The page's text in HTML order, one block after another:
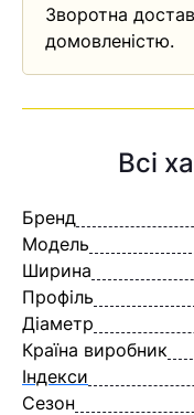
Зворотна
домовленістю.
Всі
Бренд
Модель
Ширина
Профіль
Діаметр
Країна виробник
Індекси
Сезон